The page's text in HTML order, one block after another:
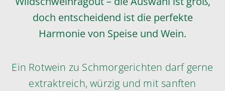
doch entscheidend ist die perfekte
Harmonie von Speise und Wein.
Ein Rotwein zu Schmorgerichten darf gerne
extraktreich, würzig und mit sanften